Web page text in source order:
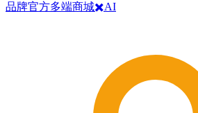
品牌官方多端商城✖️AI